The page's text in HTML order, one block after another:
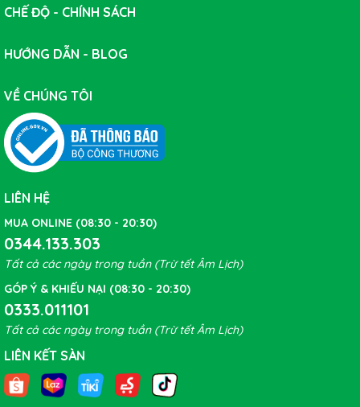
CHẾ ĐỘ - CHÍNH SÁCH
HƯỚNG DẪN - BLOG
VỀ CHÚNG TÔI
LIÊN HỆ
MUA ONLINE (08:30 - 20:30)
0344.133.303
Tất cả các ngày trong tuần (Trừ tết Âm Lịch)
GÓP Ý & KHIẾU NẠI (08:30 - 20:30)
0333.011101
Tất cả các ngày trong tuần (Trừ tết Âm Lịch)
LIÊN KẾT SÀN